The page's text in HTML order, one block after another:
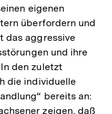
eigenen
überfordern und
das aggressive
und ihre
den zuletzt
die individuelle
bereits an:
zeigen, daß